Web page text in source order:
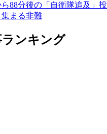
88分後の「自衛隊追及」投
まる非難
ンキング